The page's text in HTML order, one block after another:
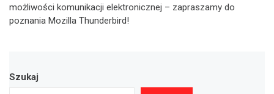
możliwości komunikacji elektronicznej – zapraszamy do
poznania Mozilla Thunderbird!
Szukaj